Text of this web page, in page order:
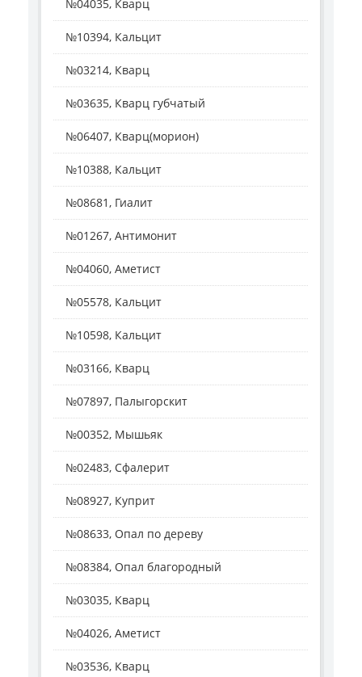
№04035, Кварц
№10394, Кальцит
№03214, Кварц
№03635, Кварц губчатый
№06407, Кварц(морион)
№10388, Кальцит
№08681, Гиалит
№01267, Антимонит
№04060, Аметист
№05578, Кальцит
№10598, Кальцит
№03166, Кварц
№07897, Палыгорскит
№00352, Мышьяк
№02483, Сфалерит
№08927, Куприт
№08633, Опал по дереву
№08384, Опал благородный
№03035, Кварц
№04026, Аметист
№03536, Кварц